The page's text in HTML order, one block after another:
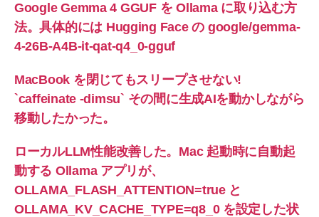
Google Gemma 4 GGUF を Ollama に取り込む方
法。具体的には Hugging Face の google/gemma-
4-26B-A4B-it-qat-q4_0-gguf
MacBook を閉じてもスリープさせない!
`caffeinate -dimsu` その間に生成AIを動かしながら
移動したかった。
ローカルLLM性能改善した。Mac 起動時に自動起
動する Ollama アプリが、
OLLAMA_FLASH_ATTENTION=true と
OLLAMA_KV_CACHE_TYPE=q8_0 を設定した状